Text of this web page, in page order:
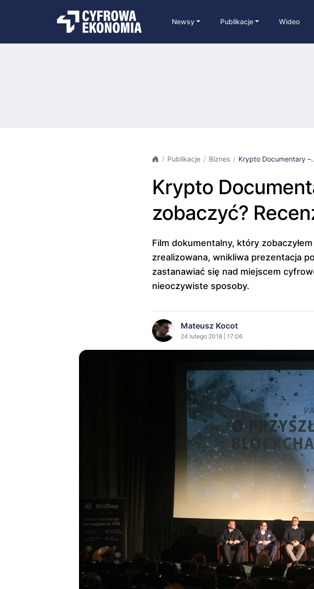
Newsy Publikacje Wideo
Publikacje Biznes Krypto Documentary
Krypto
zobaczyć?
Film dokumentalny, który
zrealizowana, wnikliwa prezentacja
zastanawiać się nad miejscem
nieoczywiste sposoby.
Mateusz Kocot
24 lutego 2018 | 17:06